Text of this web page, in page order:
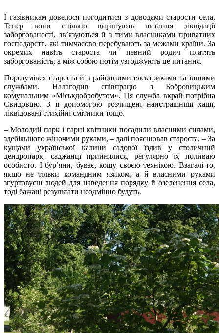
І газівникам довелося погодитися з доводами старости села.
Тепер вони спільно вирішують питання ліквідації
заборгованості, зв’язуються й з тими власниками приватних
господарств, які тимчасово перебувають за межами країни. За
окремих навіть староста чи певний родич платять
заборгованість, а між собою потім узгоджують це питання.
Порозумівся староста й з районними електриками та іншими
службами. Налагодив співпрацю з Бобровицьким
комунальним «Міськдобробутом». Ця служба вкрай потрібна
Свидовцю. З її допомогою розчищені найстрашніші хащі,
ліквідовані стихійні смітники тощо.
– Молодий парк і гарні квітники посадили власними силами,
здебільшого жіночими руками, – далі пояснював староста. – За
кущами української калини садової їздив у столичний
дендропарк, саджанці прийнялися, регулярно їх поливаю
особисто. І бур’яни, буває, кошу своєю технікою. Взагалі-то,
якщо не тільки командним язиком, а й власними руками
згуртовуєш людей для наведення порядку й озеленення села,
тоді бажані результати неодмінно будуть.